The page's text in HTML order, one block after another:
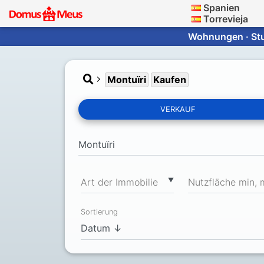
Spanien
Torrevieja
Wohnungen ·
Montuïri Kaufen
VERKAUF
▼
Art der Immobilie Nutzfläche min,
Sortierung